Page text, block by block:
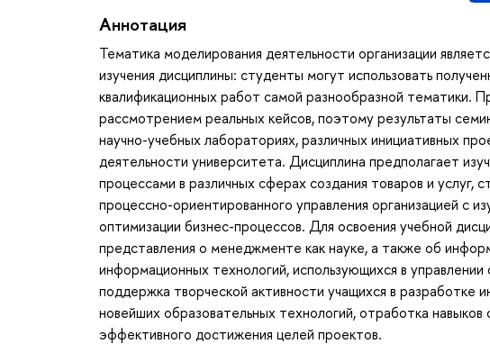
Аннотация
Тематика моделирования деятельности организации
изучения дисциплины: студенты могут использовать
квалификационных работ самой разнообразной тематики.
рассмотрением реальных кейсов, поэтому результаты
научно-учебных лабораториях, различных инициативных
деятельности университета. Дисциплина предполагает
процессами в различных сферах создания товаров и
процессно-ориентированного управления организацией с
оптимизации бизнес-процессов. Для освоения учебной
представления о менеджменте как науке, а также об
информационных технологий, использующихся в
поддержка творческой активности учащихся в разработке
новейших образовательных технологий, отработка
эффективного достижения целей проектов.